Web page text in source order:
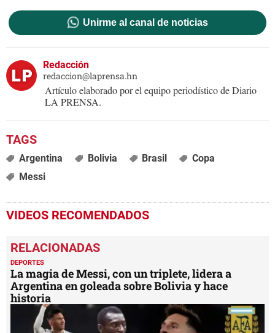
Unirme al canal de noticias
Redacción
redaccion@laprensa.hn
Artículo elaborado por el equipo periodístico de Diario
LA PRENSA.
Argentina Bolivia Brasil
Copa
Messi
VIDEOS RECOMENDADOS
DEPORTES
La magia de Messi, con un triplete, lidera a
Argentina en goleada sobre Bolivia y hace
historia